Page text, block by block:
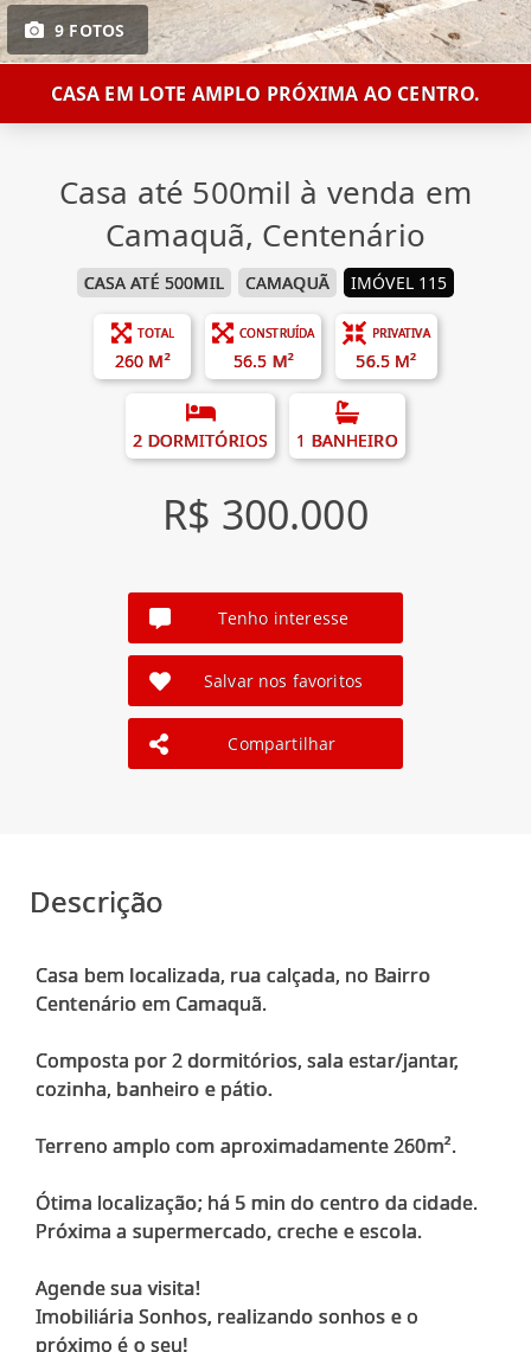
9 FOTOS
CASA EM LOTE AMPLO PRÓXIMA AO CENTRO.
Casa até 500mil à venda em
Camaquã, Centenário
CASA ATÉ 500MIL CAMAQUÃ IMÓVEL 115
TOTAL
260 M²
CONSTRUÍDA
56.5 M²
PRIVATIVA
56.5 M²
2 DORMITÓRIOS 1 BANHEIRO
R$ 300.000
Tenho interesse
Salvar nos favoritos
Compartilhar
Descrição
Casa bem localizada, rua calçada, no Bairro
Centenário em Camaquã.
Composta por 2 dormitórios, sala estar/jantar,
cozinha, banheiro e pátio.
Terreno amplo com aproximadamente 260m².
Ótima localização; há 5 min do centro da cidade.
Próxima a supermercado, creche e escola.
Agende sua visita!
Imobiliária Sonhos, realizando sonhos e o